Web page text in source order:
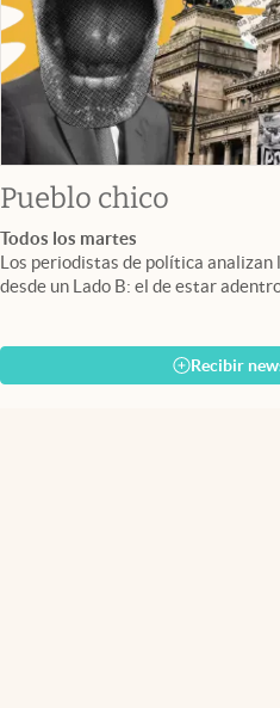
Pueblo chico
Todos los martes
Los periodistas de política
desde un Lado B: el de estar
Recibir